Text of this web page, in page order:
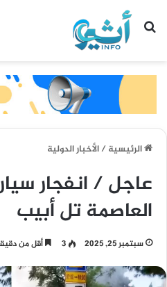
بحث عن
الرئيسية/الأخبار الدولية
عاجل / انفجار
العاصمة تل أبيب
سبتمبر 25, 2025 3 أقل من